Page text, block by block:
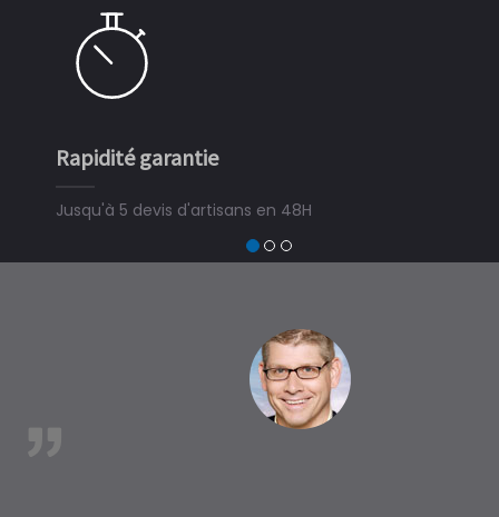
garantie
5 devis d'artisans en 48H
trouver un